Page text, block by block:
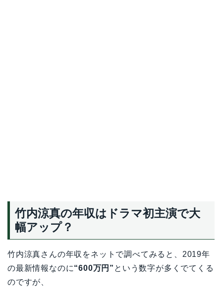
竹内涼真の年収はドラマ初主演で大
幅アップ？
竹内涼真さんの年収をネットで調べてみると、2019年
の最新情報なのに“600万円” という数字が多くでてくる
のですが、